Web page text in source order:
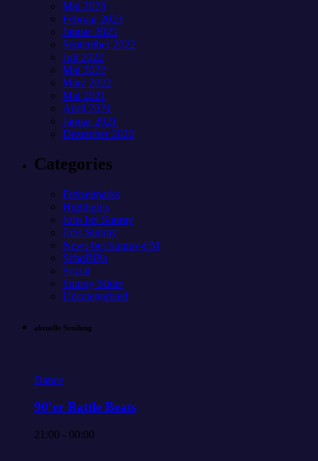
Mai 2023
Februar 2023
Januar 2023
September 2022
Juli 2022
Mai 2022
März 2022
Mai 2021
April 2021
Januar 2021
Dezember 2020
Categories
Freizeitparks
Highlights
Jobs bei Sunray
Jobs Sunray
News bei Sunray-FM
SchoBiPa
Sozial
Sunray Slider
Uncategorized
aktuelle Sendung
Dance
90’er Battle Beats
21:00 - 00:00